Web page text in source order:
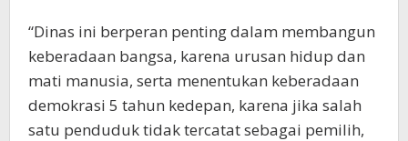
“Dinas ini berperan penting dalam membangun
keberadaan bangsa, karena urusan hidup dan
mati manusia, serta menentukan keberadaan
demokrasi 5 tahun kedepan, karena jika salah
satu penduduk tidak tercatat sebagai pemilih,